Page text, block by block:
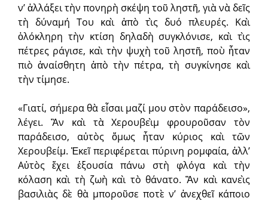
ν’ ἀλλάξει τὴν πονηρὴ σκέψη τοῦ ληστῆ, γιὰ νὰ δεῖς
τὴ δύναμή Του καὶ ἀπὸ τὶς δυό πλευρές. Καὶ
ὁλόκληρη τὴν κτίση δηλαδὴ συγκλόνισε, καὶ τὶς
πέτρες ράγισε, καὶ τὴν ψυχὴ τοῦ ληστῆ, ποὺ ἦταν
πιὸ ἀναίσθητη ἀπὸ τὴν πέτρα, τὴ συγκίνησε καὶ
τὴν τίμησε.
«Γιατί, σήμερα θὰ εἶσαι μαζί μου στὸν παράδεισο»,
λέγει. Ἂν καὶ τὰ Χερουβεὶμ φρουροῦσαν τὸν
παράδεισο, αὐτὸς ὅμως ἦταν κύριος καὶ τῶν
Χερουβείμ. Ἐκεῖ περιφέρεται πύρινη ρομφαία, ἀλλ’
Αὐτὸς ἔχει ἐξουσία πάνω στὴ φλόγα καὶ τὴν
κόλαση καὶ τὴ ζωὴ καὶ τὸ θάνατο. Ἂν καὶ κανεὶς
βασιλιὰς δὲ θὰ μποροῦσε ποτὲ ν’ ἀνεχθεῖ κάποιο